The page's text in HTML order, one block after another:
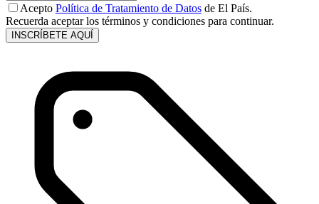
Acepto Política de Tratamiento de Datos de El País.
Recuerda aceptar los términos y condiciones para continuar.
INSCRÍBETE AQUÍ